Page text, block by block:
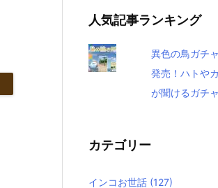
人気記事ランキング
異色の鳥ガチ
発売！ハトや
が聞けるガチャ
カテゴリー
インコお世話 (127)